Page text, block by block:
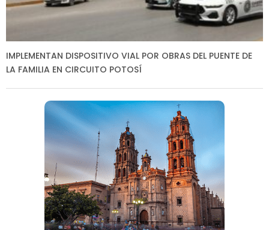
IMPLEMENTAN DISPOSITIVO VIAL POR OBRAS DEL PUENTE DE
LA FAMILIA EN CIRCUITO POTOSÍ